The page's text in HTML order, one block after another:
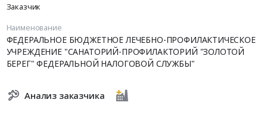
Заказчик
Наименование
ФЕДЕРАЛЬНОЕ БЮДЖЕТНОЕ ЛЕЧЕБНО-ПРОФИЛАКТИЧЕСКОЕ
УЧРЕЖДЕНИЕ "САНАТОРИЙ-ПРОФИЛАКТОРИЙ "ЗОЛОТОЙ
БЕРЕГ" ФЕДЕРАЛЬНОЙ НАЛОГОВОЙ СЛУЖБЫ"
Анализ заказчика